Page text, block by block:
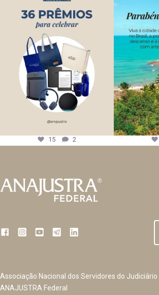
15 2
Associação Nacional dos Servidores do Judiciário
ANAJUSTRA Federal